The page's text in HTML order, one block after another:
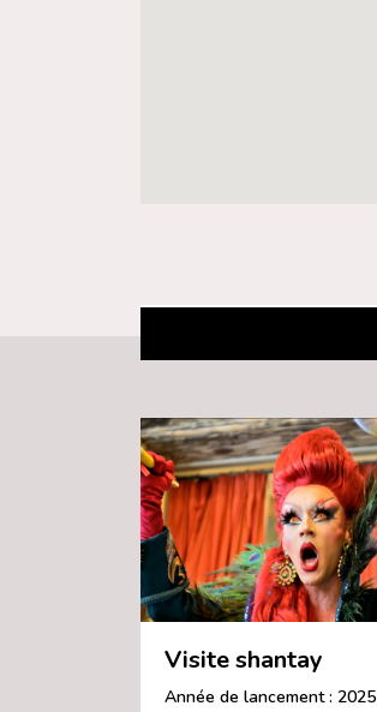
Visite shantay
Année de lancement : 2025